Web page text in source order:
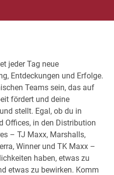
jeder Tag neue
Entdeckungen und Erfolge.
Teams sein, das auf
fördert und deine
stellt. Egal, ob du in
Offices, in den Distribution
– TJ Maxx, Marshalls,
Winner und TK Maxx –
haben, etwas zu
etwas zu bewirken. Komm